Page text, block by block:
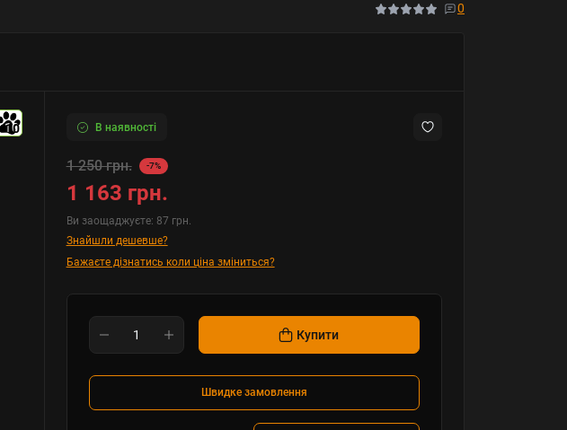
0
10 В наявності
1 250 грн. -7%
1 163 грн.
Ви заощаджуєте: 87 грн.
Знайшли дешевше?
Бажаєте дізнатись коли ціна зміниться?
Купити
Швидке замовлення